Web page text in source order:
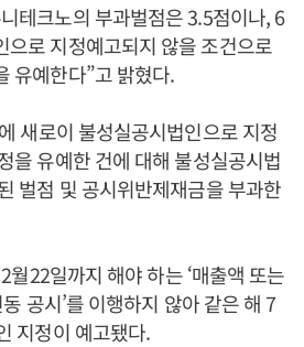
테크노의 부과벌점은 3.5점이나, 6
으로 지정예고되지 않을 조건으로
유예한다”고 밝혔다.
새로이 불성실공시법인으로 지정
을 유예한 건에 대해 불성실공시법
벌점 및 공시위반제재금을 부과한
월22일까지 해야 하는 ‘매출액 또는
공시’를 이행하지 않아 같은 해 7
지정이 예고됐다.